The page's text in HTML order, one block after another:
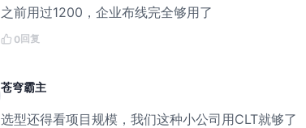
之前用过1200，企业布线完全够用了
0回复
苍穹霸主
选型还得看项目规模，我们这种小公司用CLT就够了